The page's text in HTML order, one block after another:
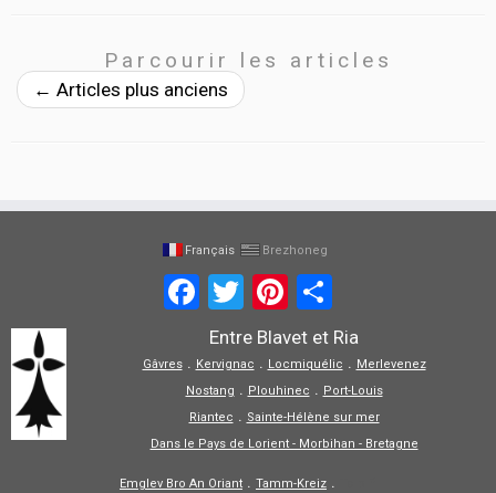
Parcourir les articles
← Articles plus anciens
Français Brezhoneg
FacebookTwitter Pinterest
Entre Blavet et Ria
Gâvres. Kervignac . Locmiquélic . Merlevenez
Nostang . Plouhinec . Port-Louis
Riantec . Sainte-Hélène sur mer
Dans le Pays de Lorient - Morbihan - Bretagne
Emglev Bro An Oriant . Tamm-Kreiz .